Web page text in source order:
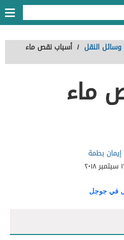
وسائل النقل / أسباب نقص ماء
ماء
إيمان بطمة
في جوجل